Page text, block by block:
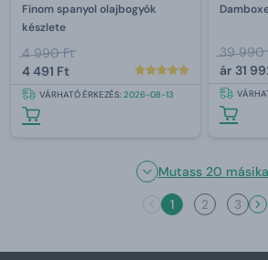
Finom spanyol olajbogyók
készlete
4 990 Ft
4 491 Ft
VÁRHATÓ ÉRKEZÉS:2026-08-13
39 990
ár31
Mutass 20
1
2 3